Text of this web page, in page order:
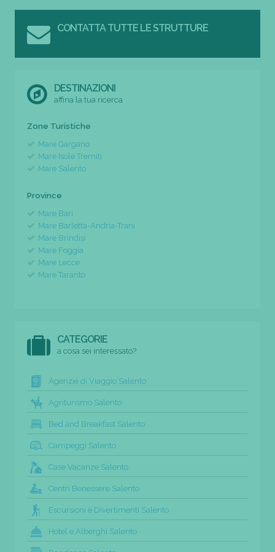
CONTATTA TUTTE LE STRUTTURE
DESTINAZIONI
affina la tua ricerca
Zone Turistiche
Mare Gargano
Mare Isole Tremiti
Mare Salento
Province
Mare Bari
Mare Barletta-Andria-Trani
Mare Brindisi
Mare Foggia
Mare Lecce
Mare Taranto
CATEGORIE
a cosa sei interessato?
Agenzie di Viaggio Salento
Agriturismo Salento
Bed and Breakfast Salento
Campeggi Salento
Case Vacanze Salento
Centri Benessere Salento
Escursioni e Divertimenti Salento
Hotel e Alberghi Salento